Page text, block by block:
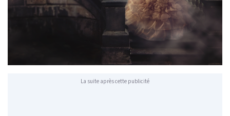
La suite après cette publicité